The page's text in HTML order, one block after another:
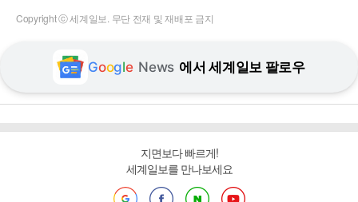
Copyright ⓒ 세계일보. 무단 전재 및 재배포 금지
Google News 에서 세계일보 팔로우
지면보다 빠르게!
세계일보를 만나보세요